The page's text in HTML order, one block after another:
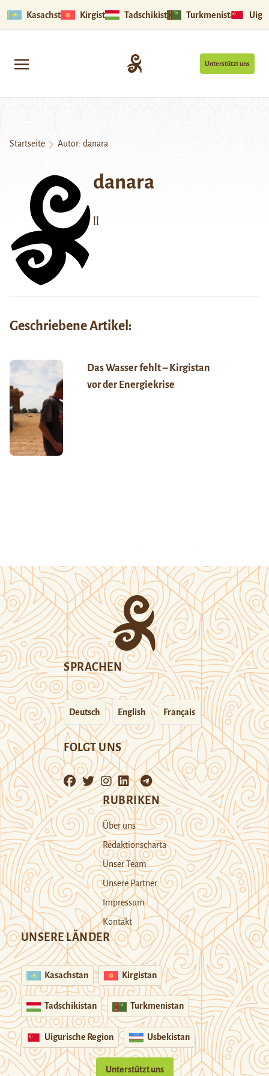
Kasachstan Kirgistan Tadschikistan Turkmenistan
Unterstützt uns
Startseite Autor: danara
danara
ll
Geschriebene Artikel:
Das Wasser fehlt – Kirgistan
vor der Energiekrise
SPRACHEN
Deutsch English Français
FOLGT UNS
RUBRIKEN
Über uns
Redaktionscharta
Unser Team
Unsere Partner
Impressum
Kontakt
UNSERE LÄNDER
Kasachstan Kirgistan
Tadschikistan Turkmenistan
Uigurische Region Usbekistan
Unterstützt uns